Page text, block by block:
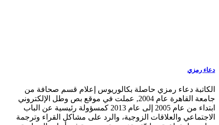
دعاء رمزي
الكاتبة دعاء رمزي حاصلة بكالوريوس إعلام قسم صحافة من
جامعة القاهرة عام 2004, عملت في موقع بص وطل الإلكتروني
ابتداء من عام 2005 إلى عام 2013 كمسؤولة رئيسية عن الباب
الاجتماعي والعلاقات الزوجية، والرد على مشاكل القراء وترجمة